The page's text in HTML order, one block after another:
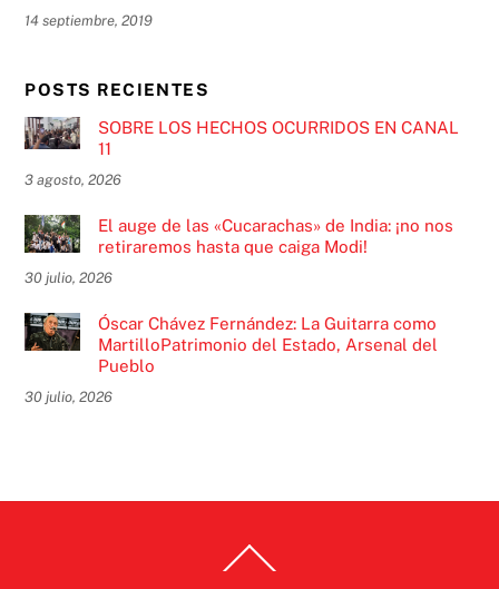
14 septiembre, 2019
POSTS RECIENTES
SOBRE LOS HECHOS OCURRIDOS EN CANAL
11
3 agosto, 2026
El auge de las «Cucarachas» de India: ¡no nos
retiraremos hasta que caiga Modi!
30 julio, 2026
Óscar Chávez Fernández: La Guitarra como
MartilloPatrimonio del Estado, Arsenal del
Pueblo
30 julio, 2026
To